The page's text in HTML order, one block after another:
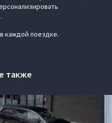
каждой поездке.
также